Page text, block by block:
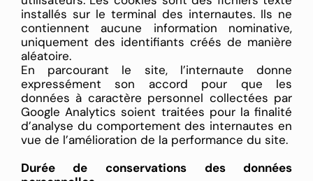
installés sur le terminal des internautes. Ils ne
contiennent aucune information nominative,
uniquement des identifiants créés de manière
aléatoire.
En parcourant le site, l’internaute donne
expressément son accord pour que les
données à caractère personnel collectées par
Google Analytics soient traitées pour la finalité
d’analyse du comportement des internautes en
vue de l’amélioration de la performance du site.
Durée de conservations des données